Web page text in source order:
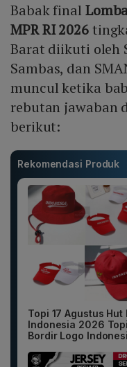
Babak final
MPR RI 2026
Barat diikuti oleh
Sambas, dan
muncul ketika
rebutan jawaban
berikut:
Rekomendasi Produk
Topi 17 Agustus Hut
Indonesia 2026 Topi
Bordir Logo